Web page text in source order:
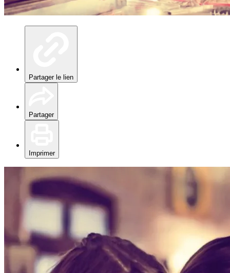
Partager le lien
Partager
Imprimer